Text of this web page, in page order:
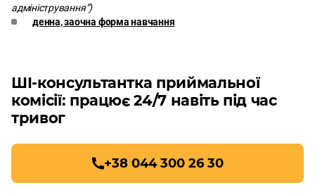
адміністрування”)
денна, заочна форма навчання
ШІ-консультантка приймальної
комісії: працює 24/7 навіть під час
тривог
+38 044 300 26 30